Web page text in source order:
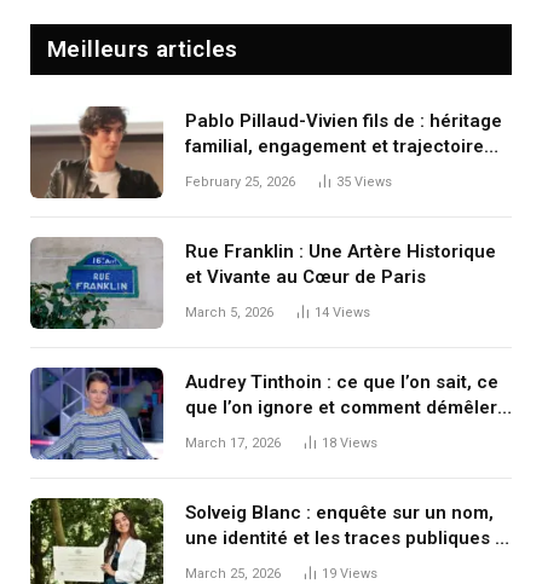
Meilleurs articles
Pablo Pillaud-Vivien fils de : héritage
familial, engagement et trajectoire
singulière
February 25, 2026 35 Views
Rue Franklin : Une Artère Historique
et Vivante au Cœur de Paris
March 5, 2026 14 Views
Audrey Tinthoin : ce que l’on sait, ce
que l’on ignore et comment démêler
les informations disponibles
March 17, 2026 18 Views
Solveig Blanc : enquête sur un nom,
une identité et les traces publiques à
l’ère numérique
March 25, 2026 19 Views